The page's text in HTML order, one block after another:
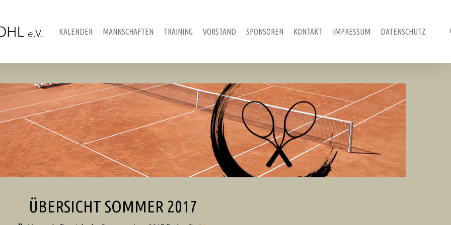
KALENDER MANNSCHAFTEN TRAINING VORSTAND SPONSOREN KONTAKT IMPRESSUM DATENSCHUTZ
ÜBERSICHT SOMMER 2017